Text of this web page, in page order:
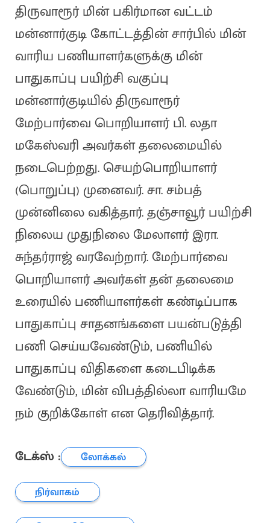
திருவாரூர் மின் பகிர்மான வட்டம்
மன்னார்குடி கோட்டத்தின் சார்பில் மின்
வாரிய பணியாளர்களுக்கு மின்
பாதுகாப்பு பயிற்சி வகுப்பு
மன்னார்குடியில் திருவாரூர்
மேற்பார்வை பொறியாளர் பி. லதா
மகேஸ்வரி அவர்கள் தலைமையில்
நடைபெற்றது. செயற்பொறியாளர்
(பொறுப்பு) முனைவர். சா. சம்பத்
முன்னிலை வகித்தார். தஞ்சாவூர் பயிற்சி
நிலைய முதுநிலை மேலாளர் இரா.
சுந்தர்ராஜ் வரவேற்றார். மேற்பார்வை
பொறியாளர் அவர்கள் தன் தலைமை
உரையில் பணியாளர்கள் கண்டிப்பாக
பாதுகாப்பு சாதனங்களை பயன்படுத்தி
பணி செய்யவேண்டும், பணியில்
பாதுகாப்பு விதிகளை கடைபிடிக்க
வேண்டும், மின் விபத்தில்லா வாரியமே
நம் குறிக்கோள் என தெரிவித்தார்.
டேக்ஸ் :
லோக்கல்
நிர்வாகம்